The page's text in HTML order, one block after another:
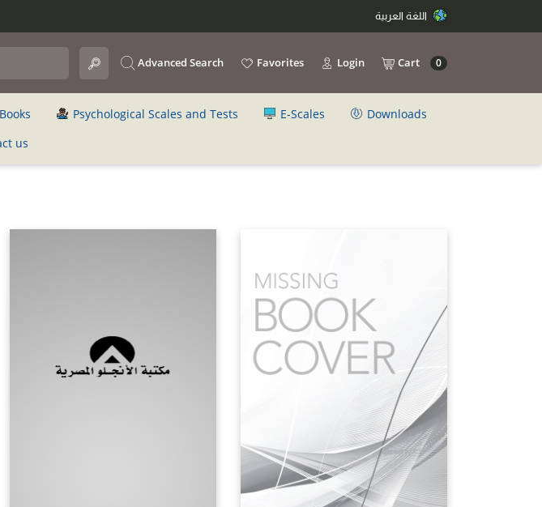
Advanced Search Favorites Login Cart 0
Psychological Scales and Tests E-Scales
Downloads
us